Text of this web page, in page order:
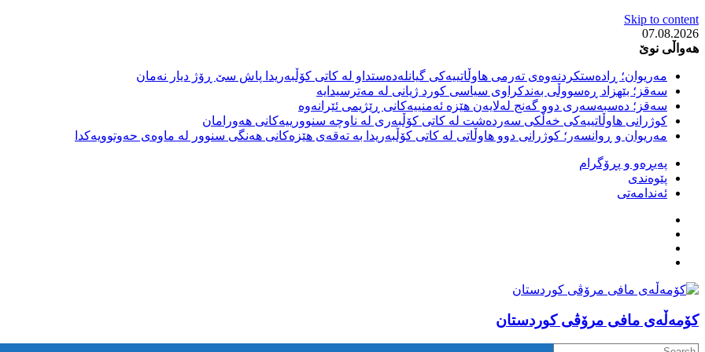
Skip to content
07.08.2026
هەواڵی نوێ
مەریوان؛ ڕادەستکردنەوەی تەرمی هاوڵاتییەکی گیانلەدەستداو لە کاتی کۆڵبەریدا پاش سێ ڕۆژ دیار نەمان
سەقز؛ بێهزاد ڕەسووڵی بەندکراوی سیاسی کورد ژیانی لە مەترسیدایە
سەقز؛ دەسبەسەری دوو گەنج لەلایەن هێزە ئەمنییەکانی ڕێژیمی ئێرانەوە
کوژرانی هاوڵاتییەکی خەڵکی سەردەشت لە کاتی کۆڵبەری لە ناوچە سنوورییەکانی هەورامان
مەریوان و ڕوانسەر؛ کوژرانی دوو هاوڵاتی لە کاتی کۆڵبەریدا بە تەقەی هێزەکانی هەنگی سنوور لە ماوەی حەوتوویەکدا
پەیڕەو و پڕۆگرام
پێوەندی
ئەندامەتی
كۆمه‌ڵه‌ی مافی مرۆڤی کوردستان